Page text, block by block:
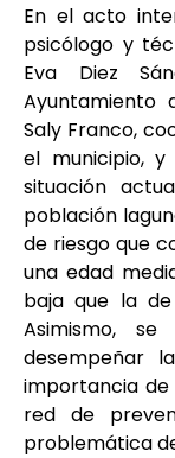
En el acto
psicólogo y
Eva Diez
Ayuntamiento
Saly Franco,
el municipio,
situación
población
de riesgo que
una edad
baja que la
Asimismo,
desempeñar
importancia
red de
problemática